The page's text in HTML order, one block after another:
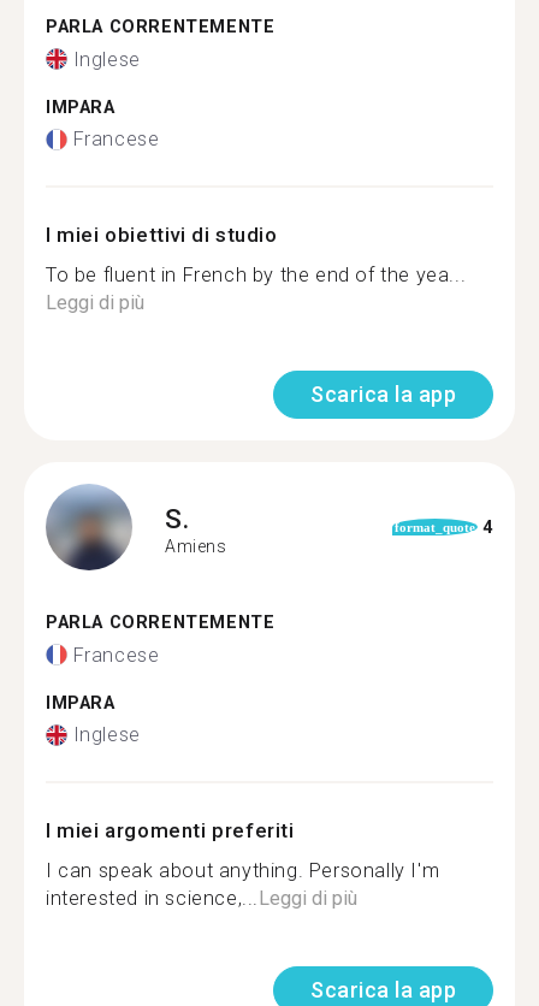
PARLA CORRENTEMENTE
Inglese
IMPARA
Francese
I miei obiettivi di studio
To be fluent in French by the end of the yea...
Leggi di più
Scarica la app
S.
Amiens
format_quote 4
PARLA CORRENTEMENTE
Francese
IMPARA
Inglese
I miei argomenti preferiti
I can speak about anything. Personally I'm
interested in science,...Leggi di più
Scarica la app